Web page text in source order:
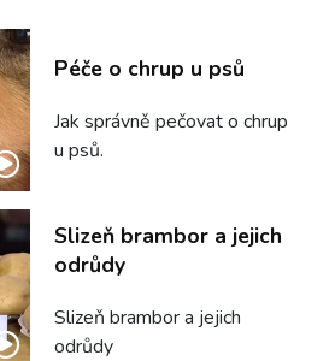
Péče o chrup u psů
Jak správně pečovat o chrup
u psů.
Slizeň brambor a jejich
odrůdy
Slizeň brambor a jejich
odrůdy